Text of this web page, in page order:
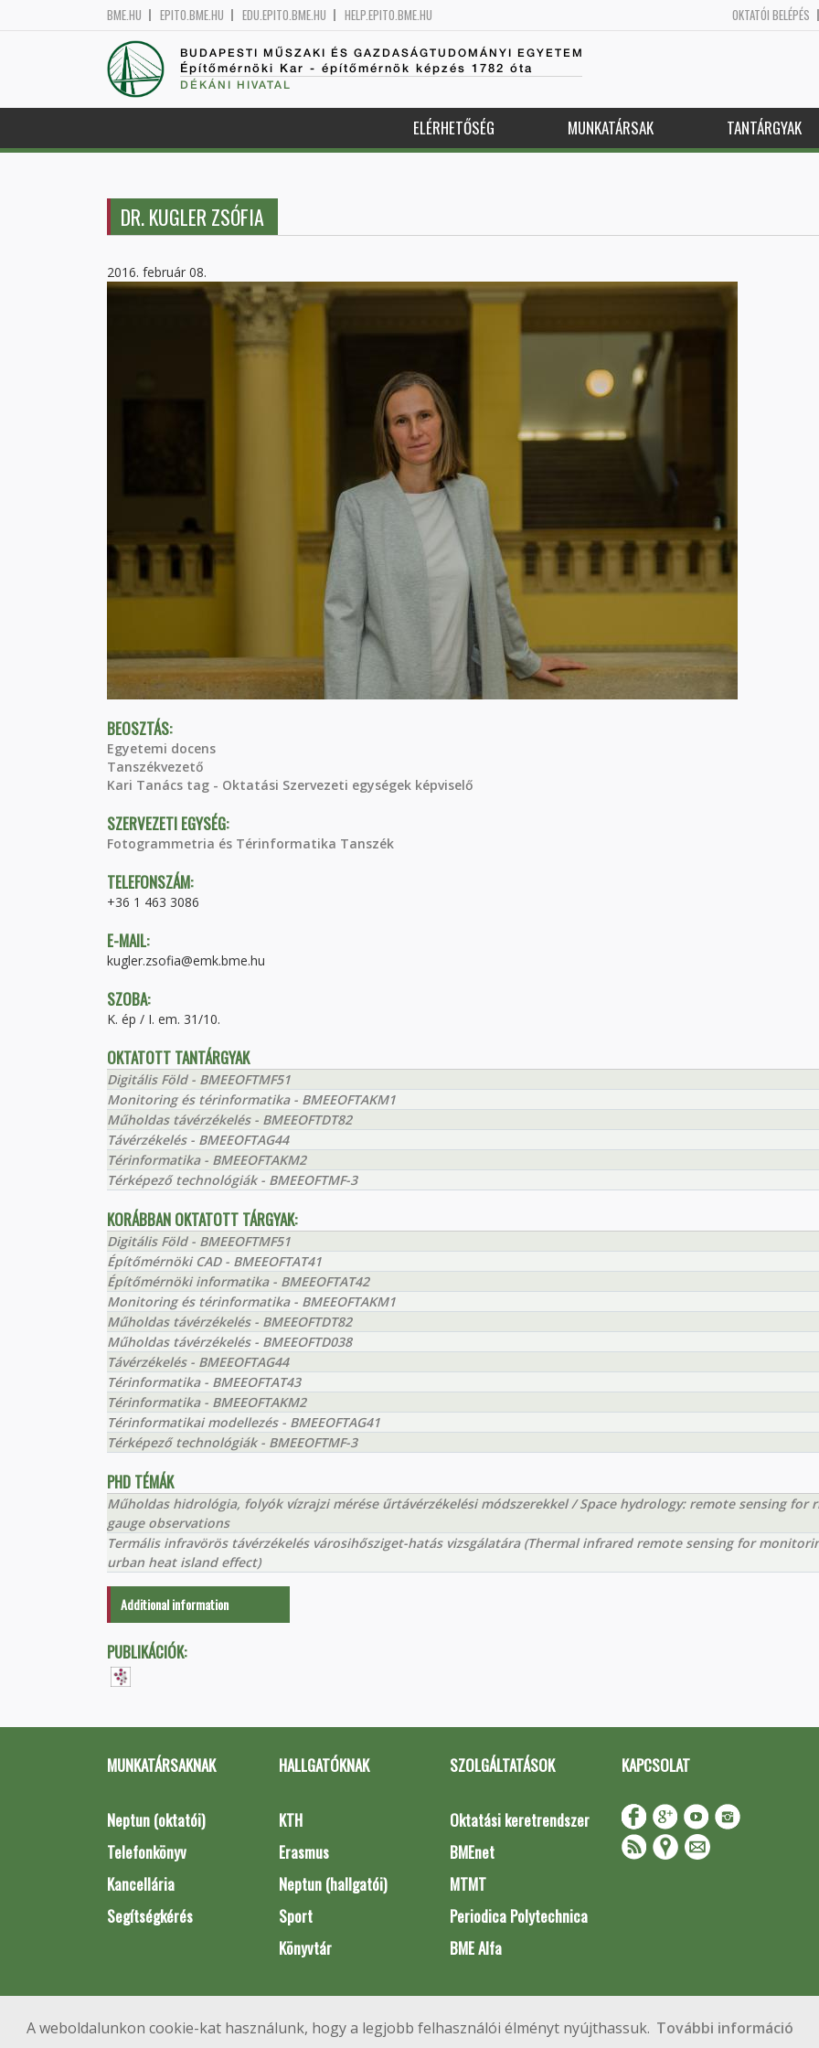
A weboldalunkon cookie-kat használunk, hogy a legjobb felhasználói élményt nyújthassuk. További információ
BME.HU EPITO.BME.HU EDU.EPITO.BME.HU HELP.EPITO.BME.HU OKTATÓI BELÉPÉS
BUDAPESTI MŰSZAKI ÉS GAZDASÁGTUDOMÁNYI EGYETEM
Építőmérnöki Kar - építőmérnök képzés 1782 óta
DÉKÁNI HIVATAL
ELÉRHETŐSÉG MUNKATÁRSAK TANTÁRGYAK
DR. KUGLER ZSÓFIA
2016. február 08.
BEOSZTÁS:
Egyetemi docens
Tanszékvezető
Kari Tanács tag - Oktatási Szervezeti egységek képviselő
SZERVEZETI EGYSÉG:
Fotogrammetria és Térinformatika Tanszék
TELEFONSZÁM:
+36 1 463 3086
E-MAIL:
kugler.zsofia@emk.bme.hu
SZOBA:
K. ép / I. em. 31/10.
OKTATOTT TANTÁRGYAK
Digitális Föld - BMEEOFTMF51
Monitoring és térinformatika - BMEEOFTAKM1
Műholdas távérzékelés - BMEEOFTDT82
Távérzékelés - BMEEOFTAG44
Térinformatika - BMEEOFTAKM2
Térképező technológiák - BMEEOFTMF-3
KORÁBBAN OKTATOTT TÁRGYAK:
Digitális Föld - BMEEOFTMF51
Építőmérnöki CAD - BMEEOFTAT41
Építőmérnöki informatika - BMEEOFTAT42
Monitoring és térinformatika - BMEEOFTAKM1
Műholdas távérzékelés - BMEEOFTDT82
Műholdas távérzékelés - BMEEOFTD038
Távérzékelés - BMEEOFTAG44
Térinformatika - BMEEOFTAT43
Térinformatika - BMEEOFTAKM2
Térinformatikai modellezés - BMEEOFTAG41
Térképező technológiák - BMEEOFTMF-3
PHD TÉMÁK
Műholdas hidrológia, folyók vízrajzi mérése űrtávérzékelési módszerekkel / Space hydrology: remote sensing for
gauge observations
Termális infravörös távérzékelés városihősziget-hatás vizsgálatára (Thermal infrared remote sensing for
urban heat island effect)
Additional information
PUBLIKÁCIÓK:
MUNKATÁRSAKNAK
Neptun (oktatói)
Telefonkönyv
Kancellária
Segítségkérés
HALLGATÓKNAK
KTH
Erasmus
Neptun (hallgatói)
Sport
Könyvtár
SZOLGÁLTATÁSOK
Oktatási keretrendszer
BMEnet
MTMT
Periodica Polytechnica
BME Alfa
KAPCSOLAT
Impresszum
Copyright © 2020 BME Építőmérnöki Kar
1111 Budapest, Műegyetem rkp. 3.
+36 1 463 3531